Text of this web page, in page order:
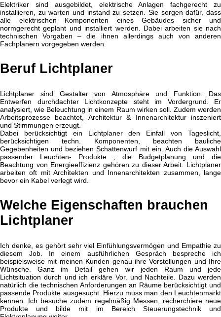
Elektriker sind ausgebildet, elektrische Anlagen fachgerecht zu
installieren, zu warten und instand zu setzen. Sie sorgen dafür, dass
alle elektrischen Komponenten eines Gebäudes sicher und
normgerecht geplant und installiert werden. Dabei arbeiten sie nach
technischen Vorgaben – die ihnen allerdings auch von anderen
Fachplanern vorgegeben werden.
Beruf Lichtplaner
Lichtplaner sind Gestalter von Atmosphäre und Funktion. Das
Entwerfen durchdachter Lichtkonzepte steht im Vordergrund. Er
analysiert, wie Beleuchtung in einem Raum wirken soll. Zudem werden
Arbeitsprozesse beachtet, Architektur & Innenarchitektur inszeniert
und Stimmungen erzeugt.
Dabei berücksichtigt ein Lichtplaner den Einfall von Tageslicht,
berücksichtigen techn. Komponenten, beachten bauliche
Gegebenheiten und beziehen Schattenwurf mit ein. Auch die Auswahl
passender Leuchten- Produkte , die Budgetplanung und die
Beachtung von Energieeffizienz gehören zu dieser Arbeit. Lichtplaner
arbeiten oft mit Architekten und Innenarchitekten zusammen, lange
bevor ein Kabel verlegt wird.
Welche Eigenschaften brauchen
Lichtplaner
Ich denke, es gehört sehr viel Einfühlungsvermögen und Empathie zu
diesem Job. In einem ausführlichen Gespräch bespreche ich
beispielsweise mit meinen Kunden genau ihre Vorstellungen und Ihre
Wünsche. Ganz im Detail gehen wir jeden Raum und jede
Lichtsituation durch und ich erkläre Vor. und Nachteile. Dazu werden
natürlich die technischen Anforderungen an Räume berücksichtigt und
passende Produkte ausgesucht. Hierzu muss man den Leuchtenmarkt
kennen. Ich besuche zudem regelmäßig Messen, recherchiere neue
Produkte und bilde mit im Bereich Steuerungstechnik und